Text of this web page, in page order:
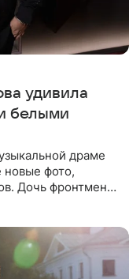
удивила
белыми
драме
новые фото,
Дочь фронтмена